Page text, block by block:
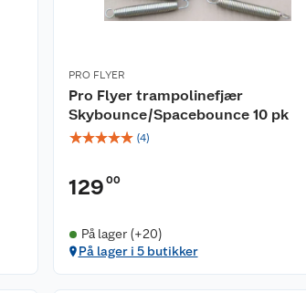
PRO FLYER
Pro Flyer trampolinefjær
Skybounce/Spacebounce 10 pk
☆☆☆☆☆ (4)
129 00
På lager (+20)
På lager i 5 butikker